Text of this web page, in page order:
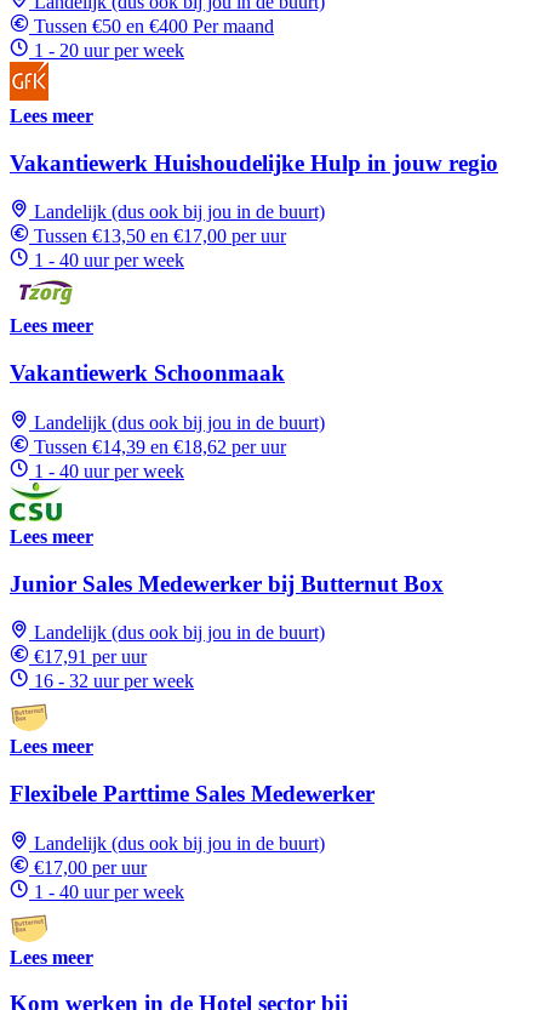
Tussen €50 en €400 Per maand
1 - 20 uur per week
Lees meer
Vakantiewerk Huishoudelijke Hulp in jouw regio
Landelijk (dus ook bij jou in de buurt)
Tussen €13,50 en €17,00 per uur
1 - 40 uur per week
Lees meer
Vakantiewerk Schoonmaak
Landelijk (dus ook bij jou in de buurt)
Tussen €14,39 en €18,62 per uur
1 - 40 uur per week
Lees meer
Junior Sales Medewerker bij Butternut Box
Landelijk (dus ook bij jou in de buurt)
€17,91 per uur
16 - 32 uur per week
Lees meer
Flexibele Parttime Sales Medewerker
Landelijk (dus ook bij jou in de buurt)
€17,00 per uur
1 - 40 uur per week
Lees meer
Kom werken in de Hotel sector bij